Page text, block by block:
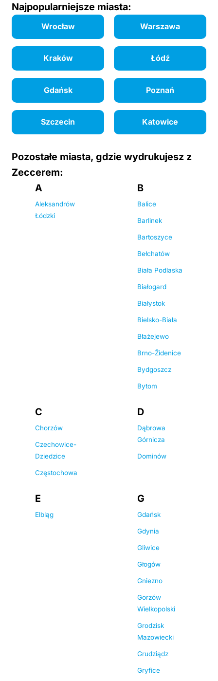
Najpopularniejsze miasta:
Wrocław Warszawa
Kraków Łódź
Gdańsk Poznań
Szczecin Katowice
Pozostałe miasta, gdzie wydrukujesz z
Zeccerem:
A
Aleksandrów
Łódzki
B
Balice
Barlinek
Bartoszyce
Bełchatów
Biała Podlaska
Białogard
Białystok
Bielsko-Biała
Błażejewo
Brno-Židenice
Bydgoszcz
Bytom
C
Chorzów
Czechowice-
Dziedzice
Częstochowa
D
Dąbrowa
Górnicza
Dominów
E
Elbląg
G
Gdańsk
Gdynia
Gliwice
Głogów
Gniezno
Gorzów
Wielkopolski
Grodzisk
Mazowiecki
Grudziądz
Gryfice